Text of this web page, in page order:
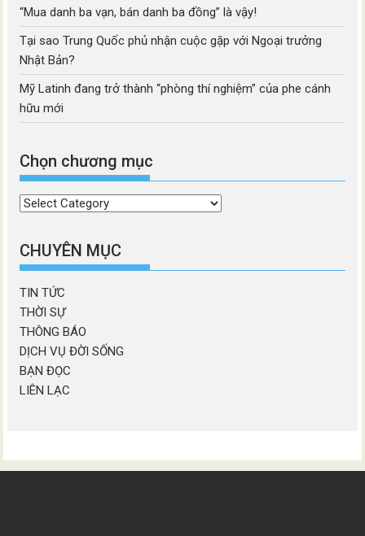
“Mua danh ba vạn, bán danh ba đồng” là vậy!
Tại sao Trung Quốc phủ nhận cuộc gặp với Ngoại trưởng
Nhật Bản?
Mỹ Latinh đang trở thành “phòng thí nghiệm” của phe cánh
hữu mới
Chọn chương mục
Chọn
mục
CHUYÊN MỤC
TIN TỨC
THỜI SỰ
THÔNG BÁO
DỊCH VỤ ĐỜI SỐNG
BẠN ĐỌC
LIÊN LẠC